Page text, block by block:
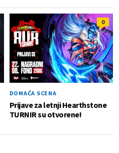
0
DOMAĆA SCENA
Prijave za letnji Hearthstone
TURNIR su otvorene!